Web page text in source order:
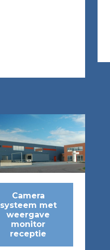
Camera
systeem met
weergave
monitor
receptie